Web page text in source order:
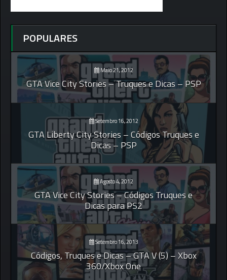
POPULARES
Maio 21, 2012
GTA Vice City Stories – Truques e Dicas – PSP
Setembro 16, 2012
GTA Liberty City Stories – Códigos Truques e
Dicas – PSP
Agosto 4, 2012
GTA Vice City Stories – Códigos Truques e
Dicas para PS2
Setembro 16, 2013
Códigos, Truques e Dicas – GTA V (5) – Xbox
360/Xbox One